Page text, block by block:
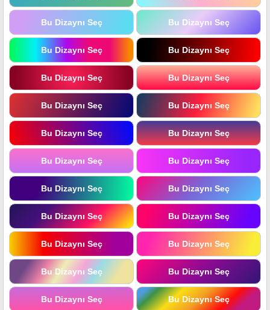
Bu Dizaynı Seç Bu Dizaynı Seç
Bu Dizaynı Seç Bu Dizaynı Seç
Bu Dizaynı Seç Bu Dizaynı Seç
Bu Dizaynı Seç Bu Dizaynı Seç
Bu Dizaynı Seç Bu Dizaynı Seç
Bu Dizaynı Seç Bu Dizaynı Seç
Bu Dizaynı Seç Bu Dizaynı Seç
Bu Dizaynı Seç Bu Dizaynı Seç
Bu Dizaynı Seç Bu Dizaynı Seç
Bu Dizaynı Seç Bu Dizaynı Seç
Bu Dizaynı Seç Bu Dizaynı Seç